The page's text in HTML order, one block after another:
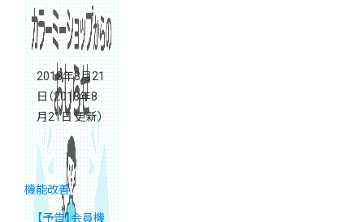
2018年8月21
日（2018年8
月21日 更新）
機能改善
【予告】会員機